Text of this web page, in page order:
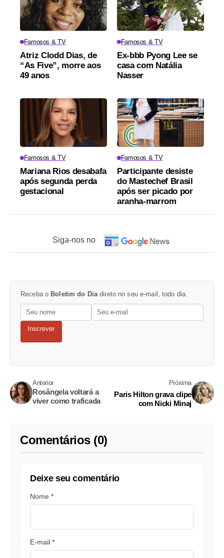
Famosos & TV
Atriz Clodd Dias, de
“As Five”, morre aos
49 anos
Famosos & TV
Ex-bbb Pyong Lee se
casa com Natália
Nasser
Famosos & TV
Mariana Rios desabafa
após segunda perda
gestacional
Famosos & TV
Participante desiste
do Mastechef Brasil
após ser picado por
aranha-marrom
Siga-nos no
Receba o Boletim do Diadireto no seu e-mail, todo dia.
Inscrever
Anterior
Rosângela voltará a
viver como traficada
Próxima
Paris Hilton grava clipe
com Nicki Minaj
Comentários (0)
Deixe seu comentário
Nome *
E-mail *